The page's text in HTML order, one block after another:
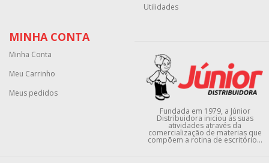
Utilidades
MINHA CONTA
Minha Conta
Meu Carrinho
Meus pedidos
Fundada em 1979, a Júnior
Distribuidora iniciou as suas
atividades através da
comercialização de materias que
compõem a rotina de escritório...